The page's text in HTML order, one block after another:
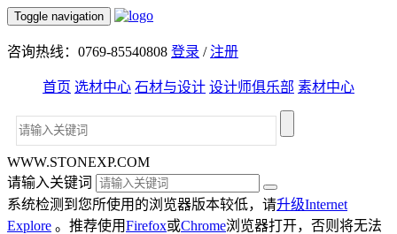
Toggle navigation
咨询热线：0769-85540808 登录 /注册
首页 选材中心 石材与设计 设计师俱乐部 素材中心
WWW.STONEXP.COM
请输入关键词
系统检测到您所使用的浏览器版本较低，请升级Internet
Explore 。推荐使用Firefox或Chrome浏览器打开，否则将无法